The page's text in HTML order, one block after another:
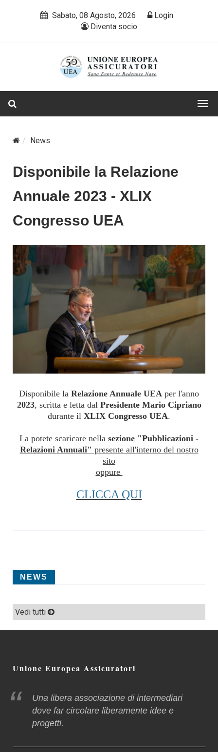
Sabato, 08 Agosto, 2026
Login
Diventa socio
News
Disponibile la Relazione
Annuale 2023 - XLIX
Congresso UEA
Disponibile la Relazione Annuale UEA per l'anno
2023, scritta e letta dal Presidente Mario Cipriano
durante il XLIX Congresso UEA.
La potete scaricare nella sezione "Pubblicazioni -
Relazioni Annuali" presente all'interno del nostro
sito
oppure
CLICCA QUI
NEWS
Vedi tutti
Unione Europea Assicuratori
Una libera associazione di intermediari
dove far circolare liberamente idee e
progetti.